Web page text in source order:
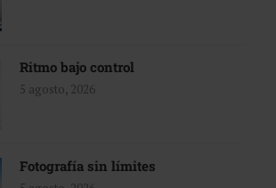
Ritmo bajo control
5 agosto, 2026
Fotografía sin límites